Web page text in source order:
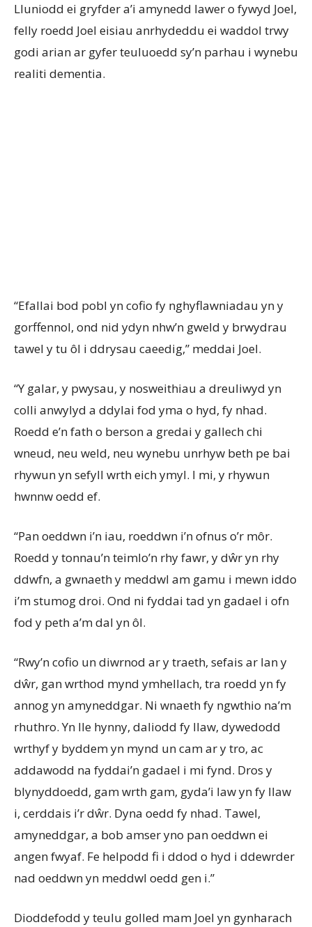
Lluniodd ei gryfder a’i amynedd lawer o fywyd Joel,
felly roedd Joel eisiau anrhydeddu ei waddol trwy
godi arian ar gyfer teuluoedd sy’n parhau i wynebu
realiti dementia.
“Efallai bod pobl yn cofio fy nghyflawniadau yn y
gorffennol, ond nid ydyn nhw’n gweld y brwydrau
tawel y tu ôl i ddrysau caeedig,” meddai Joel.
“Y galar, y pwysau, y nosweithiau a dreuliwyd yn
colli anwylyd a ddylai fod yma o hyd, fy nhad.
Roedd e’n fath o berson a gredai y gallech chi
wneud, neu weld, neu wynebu unrhyw beth pe bai
rhywun yn sefyll wrth eich ymyl. I mi, y rhywun
hwnnw oedd ef.
“Pan oeddwn i’n iau, roeddwn i’n ofnus o’r môr.
Roedd y tonnau’n teimlo’n rhy fawr, y dŵr yn rhy
ddwfn, a gwnaeth y meddwl am gamu i mewn iddo
i’m stumog droi. Ond ni fyddai tad yn gadael i ofn
fod y peth a’m dal yn ôl.
“Rwy’n cofio un diwrnod ar y traeth, sefais ar lan y
dŵr, gan wrthod mynd ymhellach, tra roedd yn fy
annog yn amyneddgar. Ni wnaeth fy ngwthio na’m
rhuthro. Yn lle hynny, daliodd fy llaw, dywedodd
wrthyf y byddem yn mynd un cam ar y tro, ac
addawodd na fyddai’n gadael i mi fynd. Dros y
blynyddoedd, gam wrth gam, gyda’i law yn fy llaw
i, cerddais i’r dŵr. Dyna oedd fy nhad. Tawel,
amyneddgar, a bob amser yno pan oeddwn ei
angen fwyaf. Fe helpodd fi i ddod o hyd i ddewrder
nad oeddwn yn meddwl oedd gen i.”
Dioddefodd y teulu golled mam Joel yn gynharach